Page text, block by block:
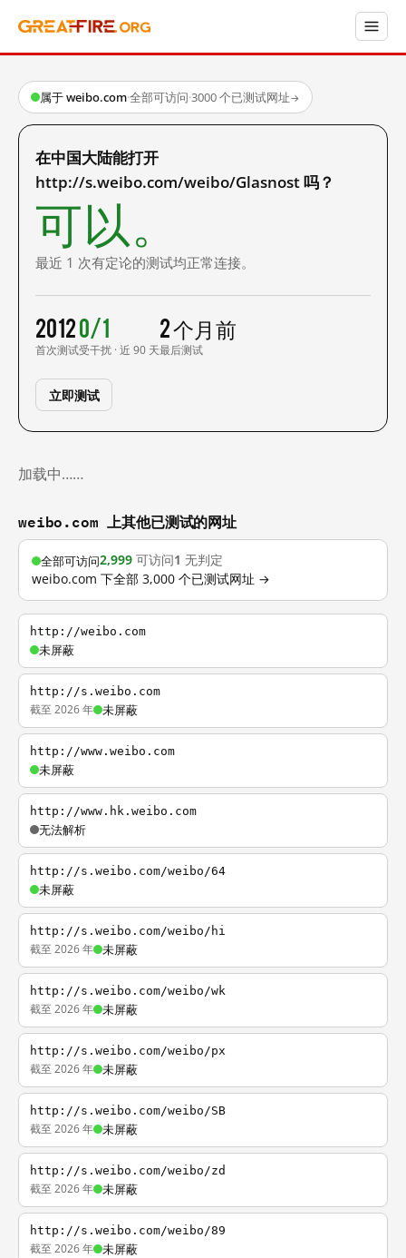
属于 weibo.com·全部可访问·3000 个已测试网址→
在中国大陆能打开
http://s.weibo.com/weibo/Glasnost 吗？
可以。
最近 1 次有定论的测试均正常连接。
2012
首次测试
0/1
受干扰 · 近 90 天
2 个月前
最后测试
立即测试
加载中……
weibo.com 上其他已测试的网址
全部可访问2,999 可访问1 无判定
weibo.com 下全部 3,000 个已测试网址 →
http://weibo.com
未屏蔽
http://s.weibo.com
截至 2026 年 未屏蔽
http://www.weibo.com
未屏蔽
http://www.hk.weibo.com
无法解析
http://s.weibo.com/weibo/64
未屏蔽
http://s.weibo.com/weibo/hi
截至 2026 年 未屏蔽
http://s.weibo.com/weibo/wk
截至 2026 年 未屏蔽
http://s.weibo.com/weibo/px
截至 2026 年 未屏蔽
http://s.weibo.com/weibo/SB
截至 2026 年 未屏蔽
http://s.weibo.com/weibo/zd
截至 2026 年 未屏蔽
http://s.weibo.com/weibo/89
截至 2026 年 未屏蔽